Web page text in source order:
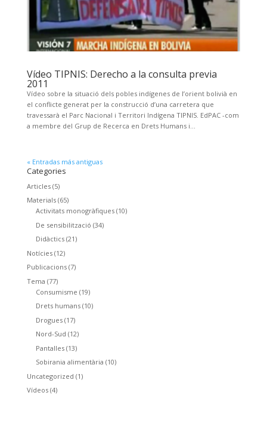
Vídeo TIPNIS: Derecho a la consulta previa
2011
Vídeo sobre la situació dels pobles indígenes de l’orient bolivià en
el conflicte generat per la construcció d’una carretera que
travessarà el Parc Nacional i Territori Indígena TIPNIS. EdPAC -com
a membre del Grup de Recerca en Drets Humans i...
« Entradas más antiguas
Categories
Articles(5)
Materials(65)
Activitats monogràfiques(10)
De sensibilització (34)
Didàctics(21)
Notícies(12)
Publicacions(7)
Tema (77)
Consumisme (19)
Drets humans(10)
Drogues(17)
Nord-Sud (12)
Pantalles(13)
Sobirania alimentària (10)
Uncategorized (1)
Vídeos(4)